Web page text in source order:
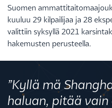
Suomen
kuuluu 29 kilpailijaa ja 28
valittiin syksyllä 2021
hakemusten perusteella.
”Kyllä mä
haluan, pitää